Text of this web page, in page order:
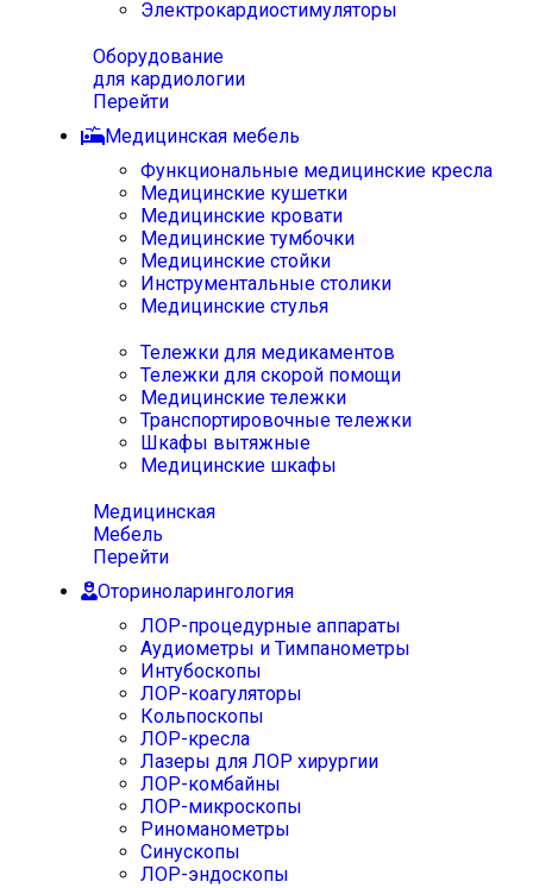
Электрокардиостимуляторы
Оборудование
для кардиологии
Перейти
Медицинская мебель
Функциональные медицинские кресла
Медицинские кушетки
Медицинские кровати
Медицинские тумбочки
Медицинские стойки
Инструментальные столики
Медицинские стулья
Тележки для медикаментов
Тележки для скорой помощи
Медицинские тележки
Транспортировочные тележки
Шкафы вытяжные
Медицинские шкафы
Медицинская
Мебель
Перейти
Оториноларингология
ЛОР-процедурные аппараты
Аудиометры и Тимпанометры
Интубоскопы
ЛОР-коагуляторы
Кольпоскопы
ЛОР-кресла
Лазеры для ЛОР хирургии
ЛОР-комбайны
ЛОР-микроскопы
Риноманометры
Синускопы
ЛОР-эндоскопы